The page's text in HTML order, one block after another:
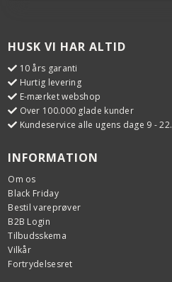
HUSK VI HAR ALTID
10 års garanti
Hurtig levering
E-mærket webshop
Over 100.000 glade kunder
Kundeservice alle ugens dage 9 - 22.
INFORMATION
Om os
Black Friday
Bestil vareprøver
B2B Login
Tilbudsskema
Vilkår
Fortrydelsesret